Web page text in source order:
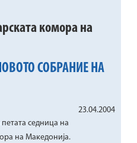
комора на
СОБРАНИЕ НА
23.04.2004
седница на
на Македонија.